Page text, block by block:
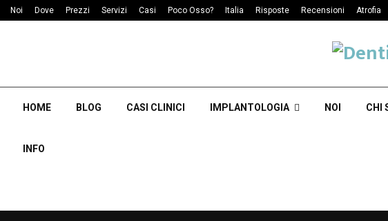
Noi Dove Prezzi Servizi Casi Poco Osso? Italia Risposte Recensioni Atrofia
HOME BLOG CASI CLINICI IMPLANTOLOGIA NOI CHI
INFO